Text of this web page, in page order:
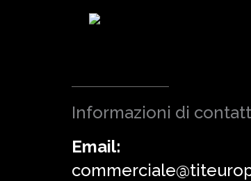
Informazioni di
Email: